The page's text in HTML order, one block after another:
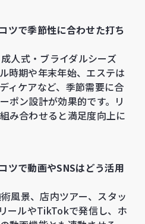
ツで季節性に合わせた打ち
人式・ブライダルシーズ
時期や年末年始、エステは
ィケアなど、季節需要に合
ポン設計が効果的です。リ
み合わせると満足度向上に
ツで動画やSNSはどう活用
風景、店内ツアー、スタッ
ールやTikTokで発信し、ホ